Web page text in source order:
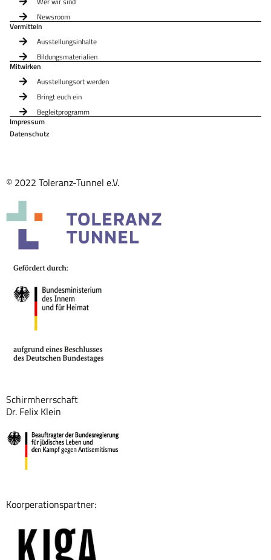
Newsroom
Vermitteln
Ausstellungsinhalte
Bildungsmaterialien
Mitwirken
Ausstellungsort werden
Bringt euch ein
Begleitprogramm
Impressum
Datenschutz
© 2022 Toleranz-Tunnel e.V.
Schirmherrschaft
Dr. Felix Klein
Koorperationspartner: